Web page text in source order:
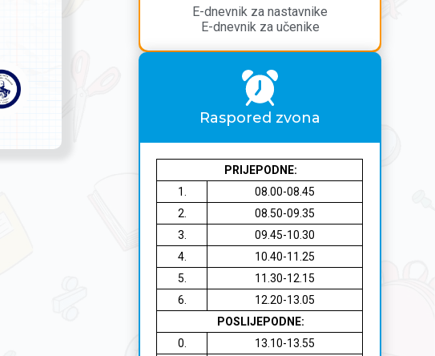
E-dnevnik za nastavnike
E-dnevnik za učenike
Raspored zvona
PRIJEPODNE:
1.
08.00-08.45
2.
08.50-09.35
3.
09.45-10.30
4.
10.40-11.25
5.
11.30-12.15
6.
12.20-13.05
POSLIJEPODNE:
0.
13.10-13.55